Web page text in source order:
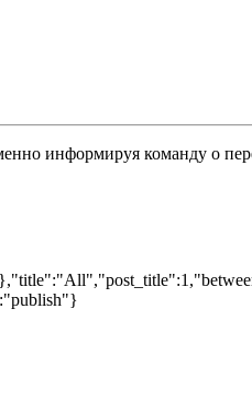
информируя команду о